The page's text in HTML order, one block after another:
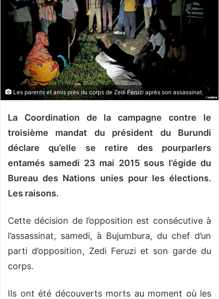
e
r
u
n
c
o
u
r
r
e
Les parents et amis près du corps de Zedi Feruzi après son assassinat.
La Coordination de la campagne contre le
troisième mandat du président du Burundi
déclare qu’elle se retire des pourparlers
entamés samedi 23 mai 2015 sous l’égide du
Bureau des Nations unies pour les élections.
Les raisons.
Cette décision de l’opposition est consécutive à
l’assassinat, samedi, à Bujumbura, du chef d’un
parti d’opposition, Zedi Feruzi et son garde du
corps.
Ils ont été découverts morts au moment où les